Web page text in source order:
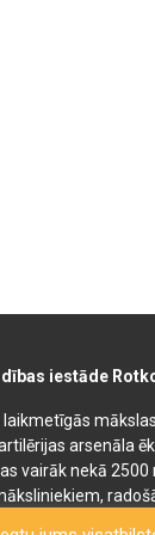
iestāde
arsenāla
vairāk nekā